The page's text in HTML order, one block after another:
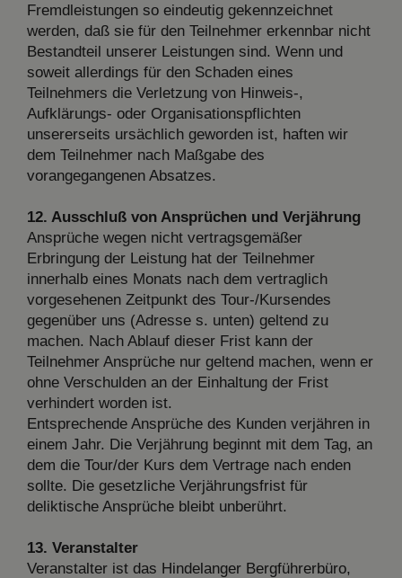
Fremdleistungen so eindeutig gekennzeichnet
werden, daß sie für den Teilnehmer erkennbar nicht
Bestandteil unserer Leistungen sind. Wenn und
soweit allerdings für den Schaden eines
Teilnehmers die Verletzung von Hinweis-,
Aufklärungs- oder Organisationspflichten
unsererseits ursächlich geworden ist, haften wir
dem Teilnehmer nach Maßgabe des
vorangegangenen Absatzes.
12. Ausschluß von Ansprüchen und Verjährung
Ansprüche wegen nicht vertragsgemäßer
Erbringung der Leistung hat der Teilnehmer
innerhalb eines Monats nach dem vertraglich
vorgesehenen Zeitpunkt des Tour-/Kursendes
gegenüber uns (Adresse s. unten) geltend zu
machen. Nach Ablauf dieser Frist kann der
Teilnehmer Ansprüche nur geltend machen, wenn er
ohne Verschulden an der Einhaltung der Frist
verhindert worden ist.
Entsprechende Ansprüche des Kunden verjähren in
einem Jahr. Die Verjährung beginnt mit dem Tag, an
dem die Tour/der Kurs dem Vertrage nach enden
sollte. Die gesetzliche Verjährungsfrist für
deliktische Ansprüche bleibt unberührt.
13. Veranstalter
Veranstalter ist das Hindelanger Bergführerbüro,